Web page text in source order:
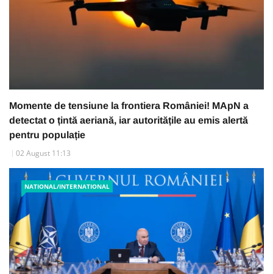
Momente de tensiune la frontiera României! MApN a
detectat o țintă aeriană, iar autoritățile au emis alertă
pentru populație
02 August 11:13
NATIONAL/INTERNATIONAL